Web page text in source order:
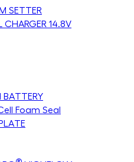
SETTER
CHARGER 14.8V
BATTERY
Foam Seal